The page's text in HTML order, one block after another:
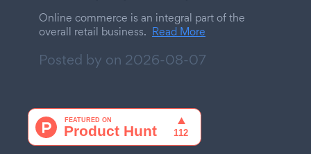
Online commerce is an integral part of the
overall retail business. Read More
Posted by on 2026-08-07